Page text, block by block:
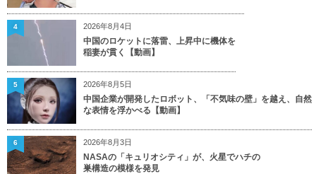
2026年8月4日
中国のロケットに落雷、上昇中に機体を
稲妻が貫く【動画】
4
2026年8月5日
中国企業が開発したロボット、「不気味の壁」を越え、自然
な表情を浮かべる【動画】
5
2026年8月3日
NASAの「キュリオシティ」が、火星でハチの
巣構造の模様を発見
6